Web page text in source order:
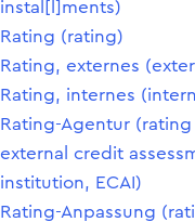
instal[l]ments)
Rating (rating)
Rating, externes
Rating, internes
Rating-Agentur (rating
external credit
institution, ECAI)
Rating-Anpassung